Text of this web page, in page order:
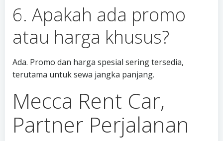
6. Apakah ada promo
atau harga khusus?
Ada. Promo dan harga spesial sering tersedia,
terutama untuk sewa jangka panjang.
Mecca Rent Car,
Partner Perjalanan